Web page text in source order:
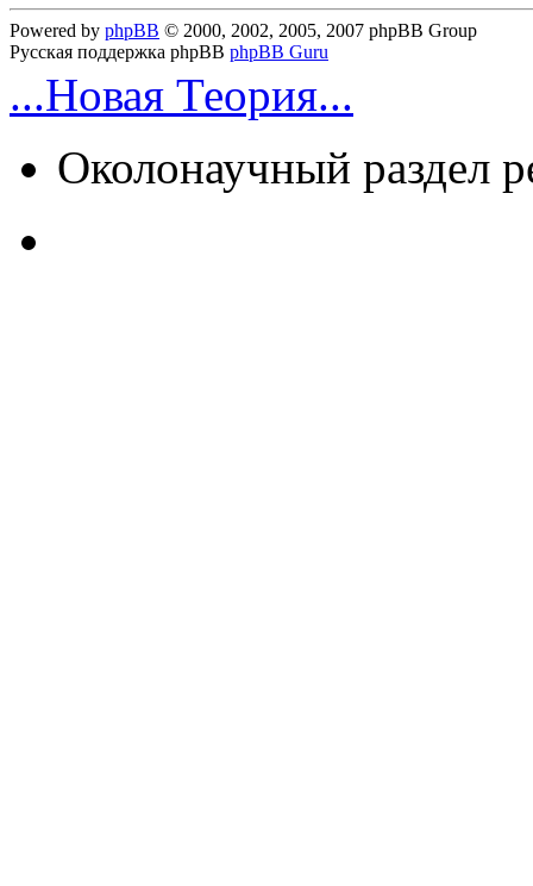
Powered by phpBB © 2000, 2002, 2005, 2007 phpBB Group
Русская поддержка phpBB phpBB Guru
...Новая Теория...
Околонаучный раздел